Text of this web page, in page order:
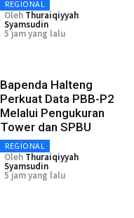
REGIONAL
Oleh Thuraiqiyyah
Syamsudin
5 jam yang lalu
Bapenda Halteng
Perkuat Data PBB-P2
Melalui Pengukuran
Tower dan SPBU
REGIONAL
Oleh Thuraiqiyyah
Syamsudin
5 jam yang lalu